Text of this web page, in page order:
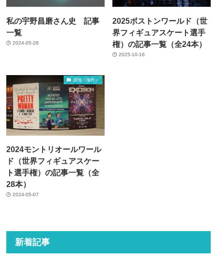
私の宇野昌磨さん史 記事
一覧
2024-05-28
2025ボストンワールド（世
界フィギュアスケート選手
権）の記事一覧（全24本）
2025-10-16
現地（海外）
2024モントリオールワール
ド（世界フィギュアスケー
ト選手権）の記事一覧（全
28本）
2024-05-07
新着記事